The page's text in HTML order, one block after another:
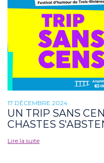
17 DÉCEMBRE 2024
UN TRIP SANS
CHASTES
Lire la suite